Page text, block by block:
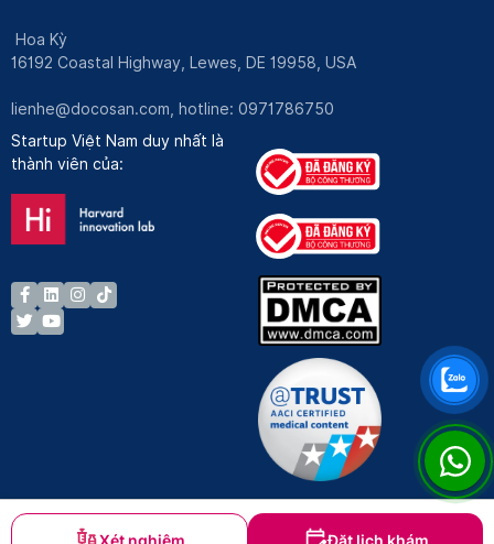
Hoa Kỳ
16192 Coastal Highway, Lewes, DE 19958, USA
lienhe@docosan.com, hotline: 0971786750
Startup Việt Nam duy nhất là
thành viên của: